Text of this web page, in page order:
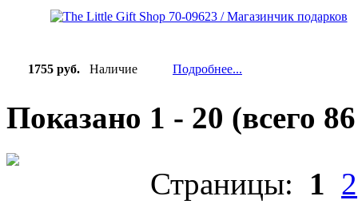
1755 руб. Наличие Подробнее...
Показано 1 - 20 (всего 86
Страницы: 1 2